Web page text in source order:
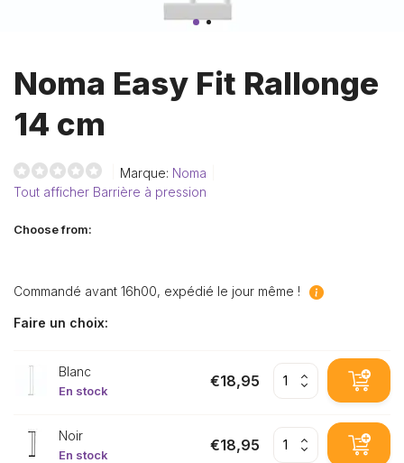
Noma Easy Fit Rallonge
14 cm
Marque: Noma
Tout afficher Barrière à pression
Choose from:
Commandé avant 16h00, expédié le jour même !
Faire un choix:
Blanc
En stock
€18,95
Noir
En stock
€18,95